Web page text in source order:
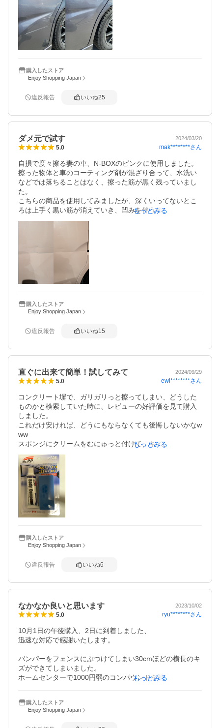
は、また全体を拭き取るだけ。
タッチペンも用意していましたが、使用せずにいけまし
た。
修理に出したら…と思うと、コスパ最高です！
車の色にかかわらず使用できるし、この広範囲でも半分以
下しか使っていないのが素晴らしい。
購入したストア
Enjoy Shopping Japan
違反報告 いいね25
ダメ元で試す 2024/03/20
5.0 mak********さん
自損で度々擦る妻の車、N-BOXのピンクに使用しました。
擦った物体と車のコーティング剤が混ざり合って、水洗い
などでは落ちることはなく、擦った筋が黒く残っていまし
た。
こちらの商品を使用してみましたが、深くいってないとこ
ろは上手く黒い筋が消えていき、凹みを伴う傷はスポンジ
が当たりきれてないのか落ちないところはありましたが、
パット見は大方のものは消えて目立たなくなりました。
などを使うよりは、この値段で試して行くのかどうかで、
諦めるのかリペアできるのかを判断するのが良いかと感じ
もっとみる
購入したストア
Enjoy Shopping Japan
違反報告 いいね15
直ぐに出来て簡単！試してみて 2024/09/29
5.0 ewi********さん
コンクリート塀で、ガリガリっと擦ってしまい、どうした
ものかと検索していた時に、レビューの好評価を見て購入
しました。
これだけ安ければ、どうにもならなくても後悔しないかなw
ww
スポンジにクリームをむにゅっと付けて、キズを擦ってみ
ました。おおっ？
ガッツリえぐったキズは、無理だけど、擦り傷みたいな、
白く入った筋状のキズが目立たなくなっていく。
がんばって、こしこしこしこし…擦り続きたら、白い筋の
端の方はほぼ消えて、擦り傷が目立たなくにりました。
凄い！私でも簡単に目立たなく出来た。これで、また擦っ
ても安心www
もっとみる
購入したストア
Enjoy Shopping Japan
違反報告 いいね6
なかなか良いと思います 2023/10/02
5.0 ryu********さん
10月1日の午後購入、2日に到着しました、
迅速な対応で感謝いたします。
バンパーをフェンスにぶつけてしまい30cmほどの横長のキ
ズができてしまいました。
ホームセンターで1000円弱のコンパウンドを購入し試して
た。
結果、10cmほどまでキズが目立たなくなりめちゃくちゃ嬉
もっとみる
購入したストア
Enjoy Shopping Japan